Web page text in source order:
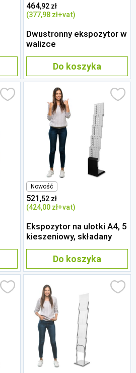
464,92 zł
(377,98 zł+vat)
Dwustronny ekspozytor w
walizce
Do koszyka
Nowość
521 ,52 zł
(424,00 zł+vat)
Ekspozytor na ulotki A4, 5
kieszeniowy, składany
Do koszyka